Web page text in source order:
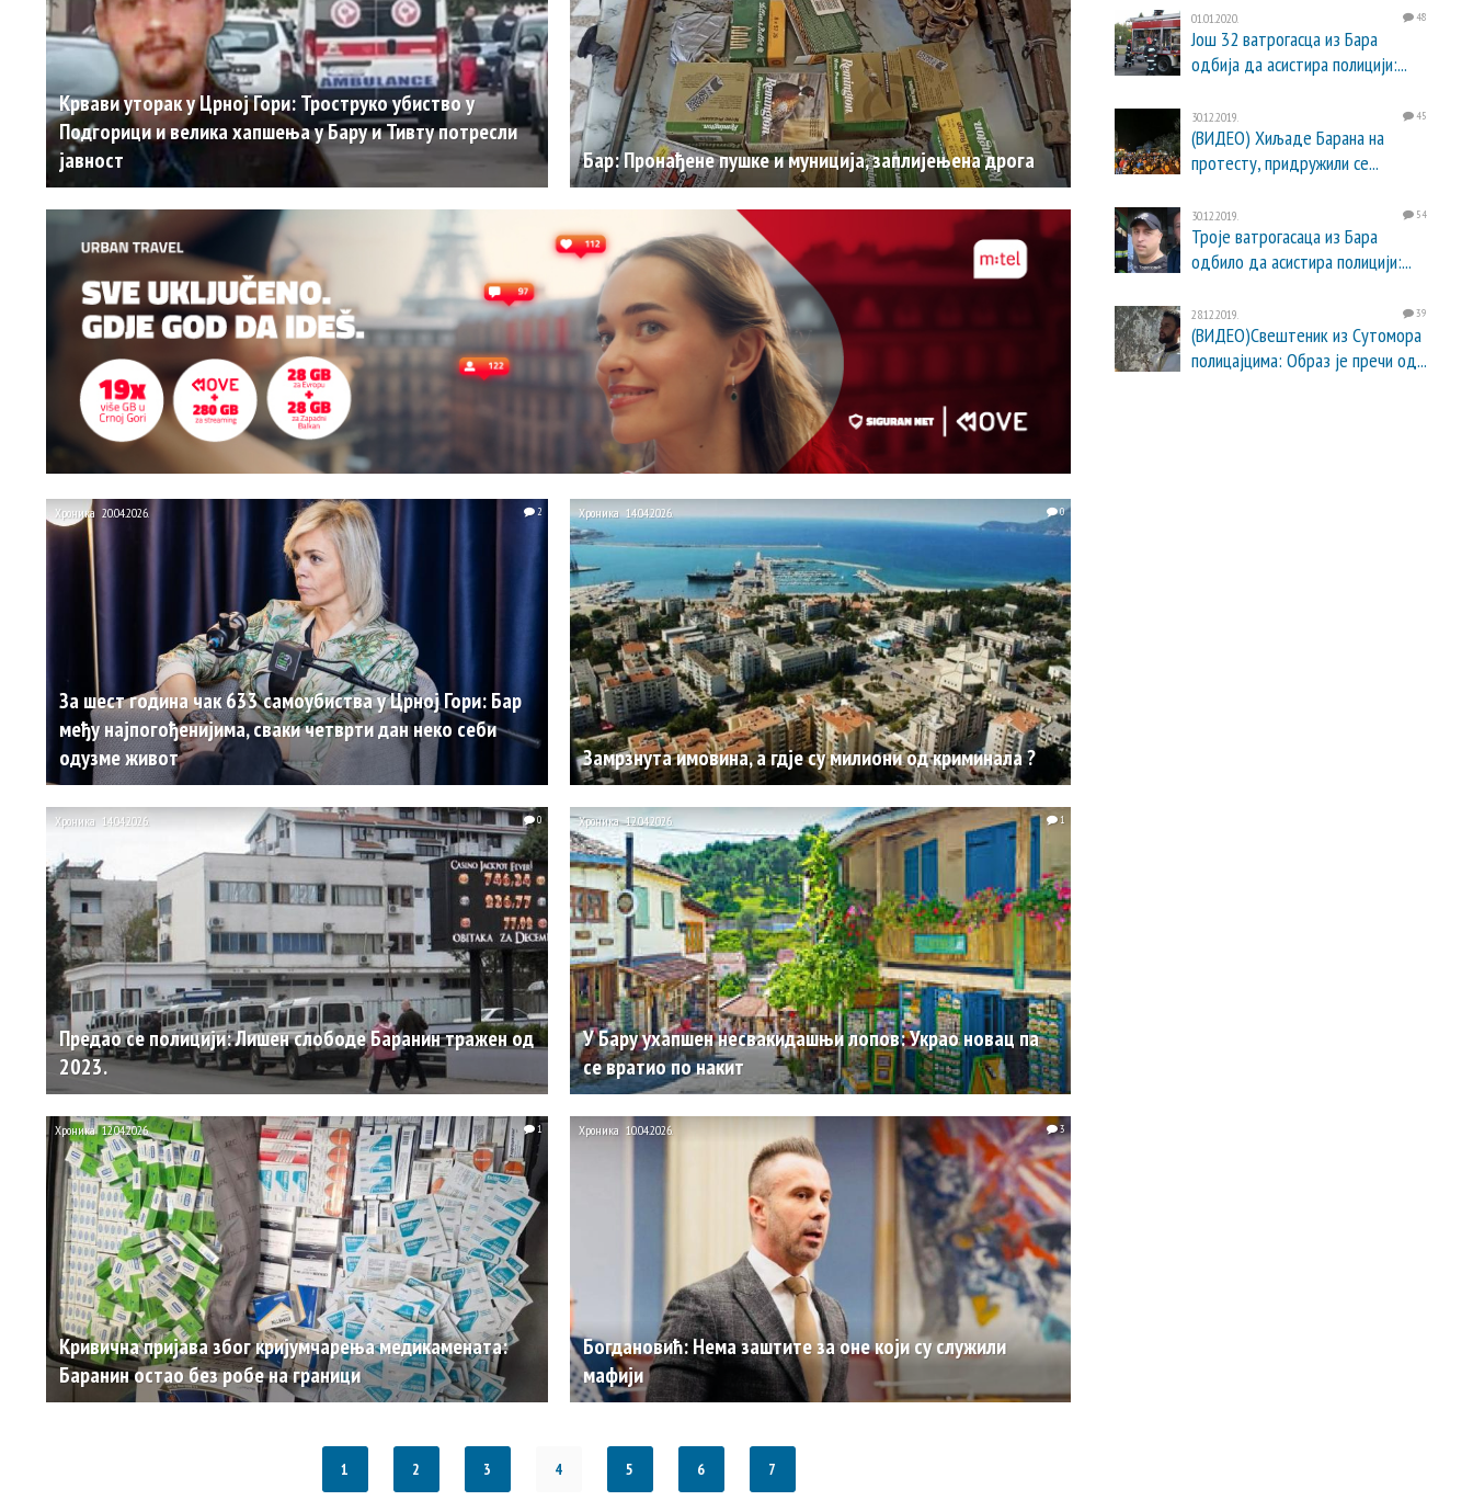
Крвави уторак у Црној Гори: Троструко убиство у
Подгорици и велика хапшења у Бару и Тивту потресли
јавност
Бар: Пронађене пушке и муниција, заплијењена дрога
За шест година чак 633 самоубиства у Црној Гори: Бар
међу најпогођенијима, сваки четврти дан неко себи
одузме живот
Хроника 20.04.2026. 2
Замрзнута имовина, а гдје су милиони од криминала ?
Хроника 14.04.2026. 0
Предао се полицији: Лишен слободе Барaнин тражен од
2023.
Хроника 14.04.2026. 0
У Бару ухапшен несвакидашњи лопов: Украо новац па
се вратио по накит
Хроника 12.04.2026. 1
Кривична пријава због кријумчарења медикамената:
Баранин остао без робе на граници
Хроника 12.04.2026. 1
Богдановић: Нема заштите за оне који су служили
мафији
Хроника 10.04.2026. 3
1 2 3 4 5 6 7
01.01.2020. 48
Још 32 ватрогасца из Бара
одбија да асистира полицији:...
30.12.2019. 45
(ВИДЕО) Хиљаде Барана на
протесту, придружили се...
30.12.2019. 54
Троје ватрогасаца из Бара
одбило да асистира полицији:...
28.12.2019. 39
(ВИДЕО)Свештеник из Сутомора
полицајцима: Образ је пречи од...